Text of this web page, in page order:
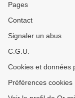
Pages
Contact
Signaler un abus
C.G.U.
Cookies et données
Préférences cookies